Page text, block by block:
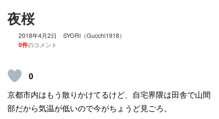
夜桜
2018年4月2日 SYORI（Gucchi1918）
0件のコメント
0
京都市内はもう散りかけてるけど、自宅界隈は田舎で山間
部だから気温が低いので今がちょうど見ごろ。